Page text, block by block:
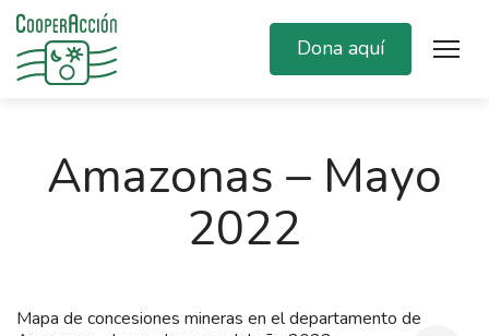
Dona aquí
Amazonas – Mayo
2022
Mapa de concesiones mineras en el departamento de